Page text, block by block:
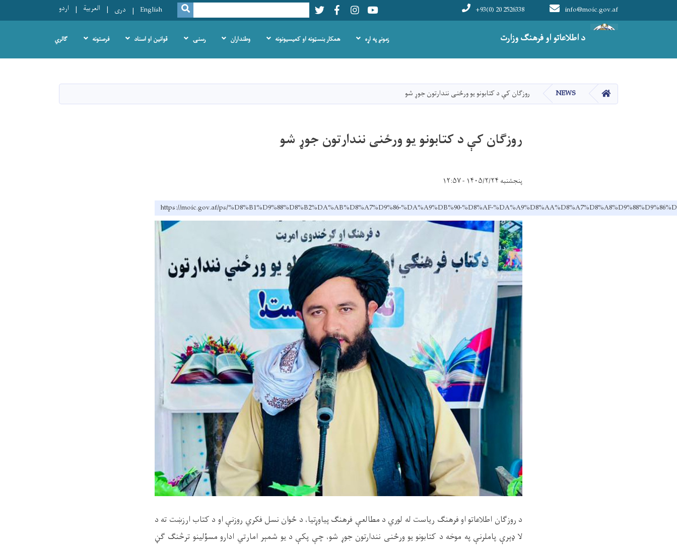
د اطلاعاتو او فرهنګ وزارت
info@moic.gov.af
+93(0) 20 2526338
Youtube
LinkedIn
Facebook
Twitter
Search
SEARCH
English دری العربية اردو
Main navigation
زمونږ په اړه همکار بنسټونه او کمیسیونونه وطنداران رسنۍ قوانین او اسناد فرصتونه ګالري
HOME
NEWS روزګان کې د کتابونو یو ورځنی نندارتون جوړ شو
روزګان کې د کتابونو یو ورځنی نندارتون جوړ شو
پنجشنبه ۱۴۰۵/۲/۲۴ - ۱۲:۵۷
https://moic.gov.af/ps/%D8%B1%D9%88%D8%B2%DA%AB%D8%A7%D9%86-%DA%A9%DB%90-%D8%AF-
د روزګان اطلاعاتو او فرهنګ ریاست له لوري د مطالعې فرهنګ پیاوړتیا، د ځوان نسل فکري روزنې او د کتاب ارزښت ته د
لا ډېرې پاملرنې په موخه د کتابونو یو ورځنی نندارتون جوړ شو، چې پکې د یو شمېر امارتي ادارو مسؤلینو ترڅنګ ګڼ